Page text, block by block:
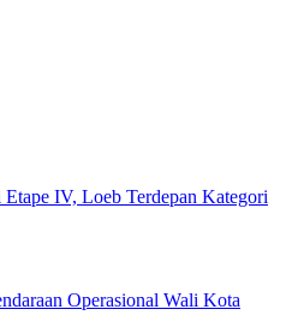
IV, Loeb Terdepan Kategori
Operasional Wali Kota